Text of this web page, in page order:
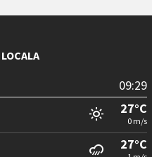
09:29
27°C
0 m/s
27°C